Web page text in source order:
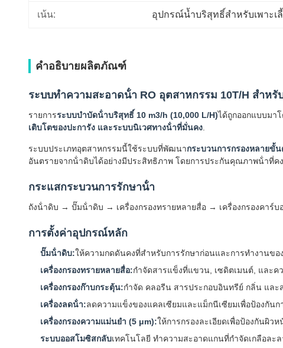
เน้น: อุปกรณ์น้ำบริสุทธิ์สำหรับเพาะเ
คำอธิบายผลิตภัณฑ์
ระบบทําความสะอาดน้ํา RO อุตสาหกรรม 10T/H สําห
รายการระบบบําบัดน้ําบริสุทธิ์ 10 m3/h (10,000 L/H)ได้ถูกออกแบบมา
เติบโตของปะการัง และระบบนิเวศทางน้ําที่มั่นคง
ระบบประเภทอุตสาหกรรมนี้ใช้ระบบที่พัฒนากระบวนการกรองหลายขั้
อันตรายจากน้ําดิบได้อย่างมีประสิทธิภาพ โดยการประกันคุณภาพน้ําที่ค
กระแสกระบวนการรักษาน้ํา
ถังน้ําดิบ → ปั๊มน้ําดิบ → เครื่องกรองทรายหลายสื่อ → เครื่องกรองคา
การตั้งค่าอุปกรณ์หลัก
ปั๊มน้ําดิบ:ให้ความกดดันคงที่สําหรับการรักษาก่อนและการทํางานขอ
เครื่องกรองทรายหลายสื่อ:กําจัดสารแข็งที่แขวน, เซดิตเมนต์, และค
เครื่องกรองก๊าบกระตุ้น:กําจัด คลอรีน สารประกอบอินทรีย์ กลิ่น แล
เครื่องลดน้ํา:ลดความแข็งของแคลเซียมและแม็กนีเซียมเพื่อป้องกัน
เครื่องกรองความแม่นยํา (5 μm):ให้การกรองละเอียดเพื่อป้องกันผิว
ระบบออสโมซิสกลับเทคโนโลยี ทําความสะอาดแกนที่กําจัดเกลือล